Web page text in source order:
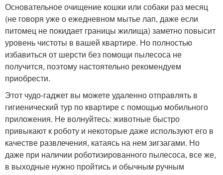
Основательное очищение кошки или собаки раз месяц
(не говоря уже о ежедневном мытье лап, даже если
питомец не покидает границы жилища) заметно повысит
уровень чистоты в вашей квартире. Но полностью
избавиться от шерсти без помощи пылесоса не
получится, поэтому настоятельно рекомендуем
приобрести.
Этот чудо-гаджет вы можете удаленно отправлять в
гигиенический тур по квартире с помощью мобильного
приложения. Не волнуйтесь: животные быстро
привыкают к роботу и некоторые даже используют его в
качестве развлечения, катаясь на нем зигзагами. Но
даже при наличии роботизированного пылесоса, все же,
в выходные нужно пройтись и обычным ручным